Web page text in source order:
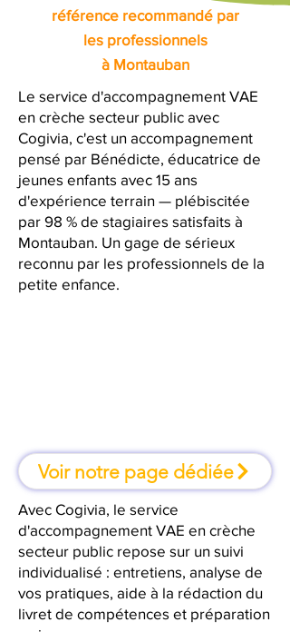
référence recommandé par
les professionnels
à Montauban
Le service d'accompagnement VAE
en crèche secteur public avec
Cogivia, c'est un accompagnement
pensé par Bénédicte, éducatrice de
jeunes enfants avec 15 ans
d'expérience terrain — plébiscitée
par 98 % de stagiaires satisfaits à
Montauban. Un gage de sérieux
reconnu par les professionnels de la
petite enfance.
Voir notre page dédiée
Avec Cogivia, le service
d'accompagnement VAE en crèche
secteur public repose sur un suivi
individualisé : entretiens, analyse de
vos pratiques, aide à la rédaction du
livret de compétences et préparation